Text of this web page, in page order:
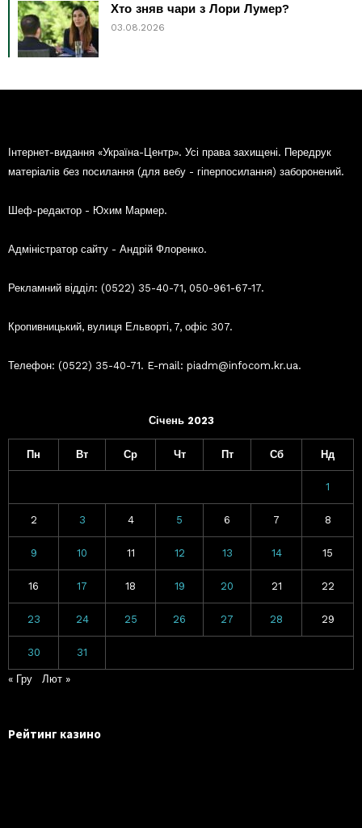
Хто зняв чари з Лори Лумер?
03.08.2026
Інтернет-видання «Україна-Центр». Усі права захищені. Передрук
матеріалів без посилання (для вебу - гіперпосилання) заборонений.
Шеф-редактор - Юхим Мармер.
Адміністратор сайту - Андрій Флоренко.
Рекламний відділ: (0522) 35-40-71, 050-961-67-17.
Кропивницький, вулиця Ельворті, 7, офіс 307.
Телефон: (0522) 35-40-71. E-mail: piadm@infocom.kr.ua.
Січень 2023
Пн Вт Ср Чт Пт Сб Нд
1
2 3 4 5 6 7 8
9 10 11 12 13 14 15
16 17 18 19 20 21 22
23 24 25 26 27 28 29
30 31
« Гру Лют »
Рейтинг казино